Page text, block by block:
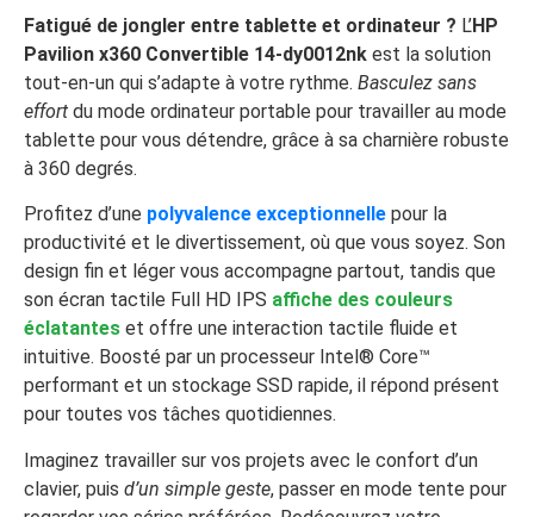
Fatigué de jongler entre tablette et ordinateur ? L’HP
Pavilion x360 Convertible 14-dy0012nk est la solution
tout-en-un qui s’adapte à votre rythme. Basculez sans
effort du mode ordinateur portable pour travailler au mode
tablette pour vous détendre, grâce à sa charnière robuste
à 360 degrés.
Profitez d’une polyvalence exceptionnelle pour la
productivité et le divertissement, où que vous soyez. Son
design fin et léger vous accompagne partout, tandis que
son écran tactile Full HD IPS affiche des couleurs
éclatantes et offre une interaction tactile fluide et
intuitive. Boosté par un processeur Intel® Core™
performant et un stockage SSD rapide, il répond présent
pour toutes vos tâches quotidiennes.
Imaginez travailler sur vos projets avec le confort d’un
clavier, puis d’un simple geste, passer en mode tente pour